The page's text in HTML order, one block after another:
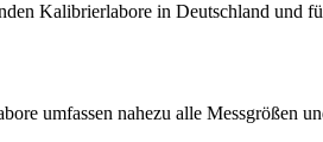
Kalibrierlabore in Deutschland
umfassen nahezu alle Messgrößen